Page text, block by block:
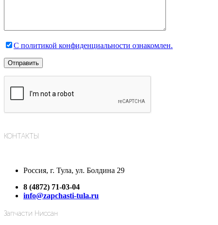
С политикой конфиденциальности ознакомлен.
КОНТАКТЫ
Россия, г. Тула, ул. Болдина 29
8 (4872) 71-03-04
info@zapchasti-tula.ru
Запчасти Ниссан